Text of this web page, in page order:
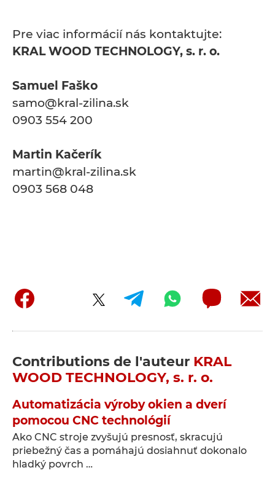
Pre viac informácií nás kontaktujte:
KRAL WOOD TECHNOLOGY, s. r. o.
Samuel Faško
samo@kral-zilina.sk
0903 554 200
Martin Kačerík
martin@kral-zilina.sk
0903 568 048
Contributions de l'auteur KRAL
WOOD TECHNOLOGY, s. r. o.
Automatizácia výroby okien a dverí
pomocou CNC technológií
Ako CNC stroje zvyšujú presnosť, skracujú
priebežný čas a pomáhajú dosiahnuť dokonalo
hladký povrch …